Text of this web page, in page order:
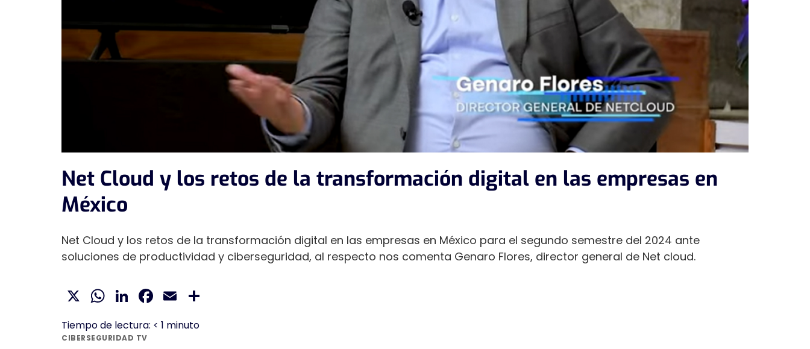
Net Cloud y los retos de la transformación digital en las empresas en
México
X WhatsApp
LinkedIn
Facebook
Email
Tiempo de lectura: < 1 minuto
CIBERSEGURIDAD TV
Net Cloud y los retos de la transformación digital en las empresas en México para el segundo semestre del 2024 ante
soluciones de productividad y ciberseguridad, al respecto nos comenta Genaro Flores, director general de Net cloud.